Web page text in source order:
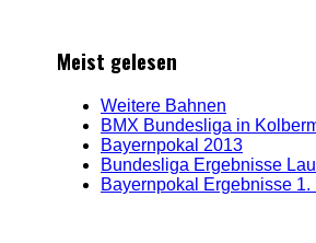
Meist gelesen
Weitere Bahnen
BMX Bundesliga in
Bayernpokal 2013
Bundesliga Ergebnisse
Bayernpokal Ergebnisse 1.